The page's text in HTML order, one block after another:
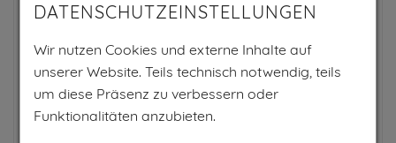
(Sonnenschirm,
(6 - 15
Erwachsene/r
Miete pro Gerät und
Tag
€ 5,-
Einsatz pro Gerät und
DATENSCHUTZEINSTELLUNGEN
Wir nutzen Cookies und externe Inhalte auf
unserer Website. Teils technisch notwendig, teils
um diese Präsenz zu verbessern oder
Funktionalitäten anzubieten.